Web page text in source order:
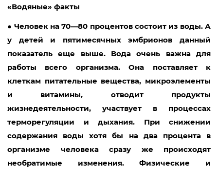
«Водяные» факты
● Человек на 70—80 процентов состоит из воды. А
у детей и пятимесячных эмбрионов данный
показатель еще выше. Вода очень важна для
работы всего организма. Она поставляет к
клеткам питательные вещества, микроэлементы
и витамины, отводит продукты
жизнедеятельности, участвует в процессах
терморегуляции и дыхания. При снижении
содержания воды хотя бы на два процента в
организме человека сразу же происходят
необратимые изменения. Физические и